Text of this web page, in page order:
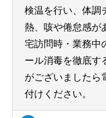
検温を行い、体調
熱、咳や倦怠感が
宅訪問時・業務中
ール消毒を徹底す
がございましたら
付けください。